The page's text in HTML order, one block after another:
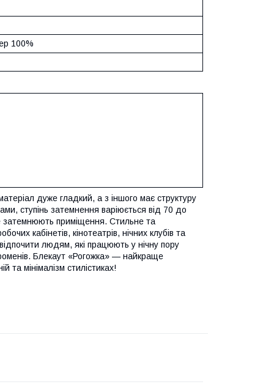
100%
дуже гладкий, а з іншого має структуру
ступінь затемнення варіюється від 70 до
затемнюють приміщення. Стильне та
кабінетів, кінотеатрів, нічних клубів та
людям, які працюють у нічну пору
Блекаут «Рогожка» — найкраще
та мінімалізм стилістиках!